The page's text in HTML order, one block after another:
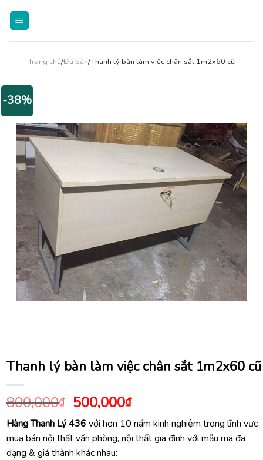
Trang chủ/Đã bán/Thanh lý bàn làm việc chân sắt 1m2x60 cũ
-38%
Thanh lý bàn làm việc chân sắt 1m2x60 cũ
800,000₫ Giá
gốc
là:
800,000₫.
500,000₫Giá
hiện
tại
là:
Hàng Thanh Lý 436 với hơn 10 năm kinh nghiệm trong lĩnh vực
mua bán nội thất văn phòng, nội thất gia đình với mẫu mã đa
dạng & giá thành khác nhau: